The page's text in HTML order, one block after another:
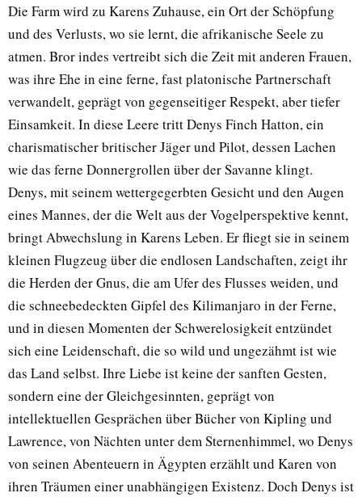
Die Farm wird zu Karens Zuhause, ein Ort der Schöpfung
und des Verlusts, wo sie lernt, die afrikanische Seele zu
atmen. Bror indes vertreibt sich die Zeit mit anderen Frauen,
was ihre Ehe in eine ferne, fast platonische Partnerschaft
verwandelt, geprägt von gegenseitiger Respekt, aber tiefer
Einsamkeit. In diese Leere tritt Denys Finch Hatton, ein
charismatischer britischer Jäger und Pilot, dessen Lachen
wie das ferne Donnergrollen über der Savanne klingt.
Denys, mit seinem wettergegerbten Gesicht und den Augen
eines Mannes, der die Welt aus der Vogelperspektive kennt,
bringt Abwechslung in Karens Leben. Er fliegt sie in seinem
kleinen Flugzeug über die endlosen Landschaften, zeigt ihr
die Herden der Gnus, die am Ufer des Flusses weiden, und
die schneebedeckten Gipfel des Kilimanjaro in der Ferne,
und in diesen Momenten der Schwerelosigkeit entzündet
sich eine Leidenschaft, die so wild und ungezähmt ist wie
das Land selbst. Ihre Liebe ist keine der sanften Gesten,
sondern eine der Gleichgesinnten, geprägt von
intellektuellen Gesprächen über Bücher von Kipling und
Lawrence, von Nächten unter dem Sternenhimmel, wo Denys
von seinen Abenteuern in Ägypten erzählt und Karen von
ihren Träumen einer unabhängigen Existenz. Doch Denys ist